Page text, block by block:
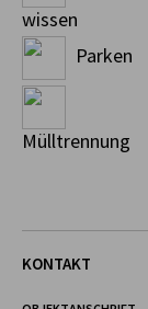
wissen
Parken
Mülltrennung
KONTAKT